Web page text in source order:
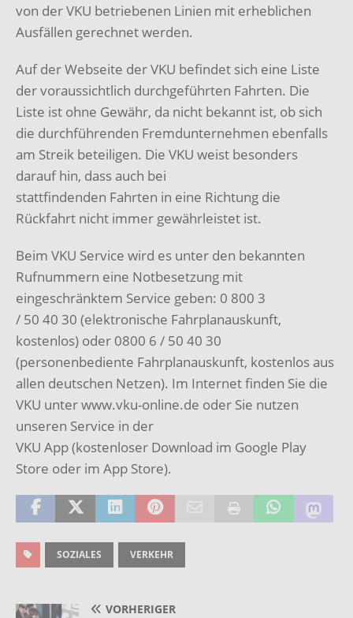
von der VKU betriebenen Linien mit erheblichen
Ausfällen gerechnet werden.
Auf der Webseite der VKU befindet sich eine Liste
der voraussichtlich durchgeführten Fahrten. Die
Liste ist ohne Gewähr, da nicht bekannt ist, ob sich
die durchführenden Fremdunternehmen ebenfalls
am Streik beteiligen. Die VKU weist besonders
darauf hin, dass auch bei
stattfindenden Fahrten in eine Richtung die
Rückfahrt nicht immer gewährleistet ist.
Beim VKU Service wird es unter den bekannten
Rufnummern eine Notbesetzung mit
eingeschränktem Service geben: 0 800 3
/ 50 40 30 (elektronische Fahrplanauskunft,
kostenlos) oder 0800 6 / 50 40 30
(personenbediente Fahrplanauskunft, kostenlos aus
allen deutschen Netzen). Im Internet finden Sie die
VKU unter www.vku-online.de oder Sie nutzen
unseren Service in der
VKU App (kostenloser Download im Google Play
Store oder im App Store).
SOZIALES VERKEHR
VORHERIGER